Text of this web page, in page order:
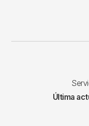
Última